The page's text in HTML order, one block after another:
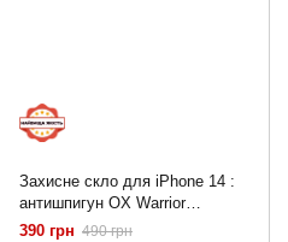
Захисне скло для iPhone 14 :
антишпигун OX Warrior
(PRIVACY) Premium
390 грн 490 грн